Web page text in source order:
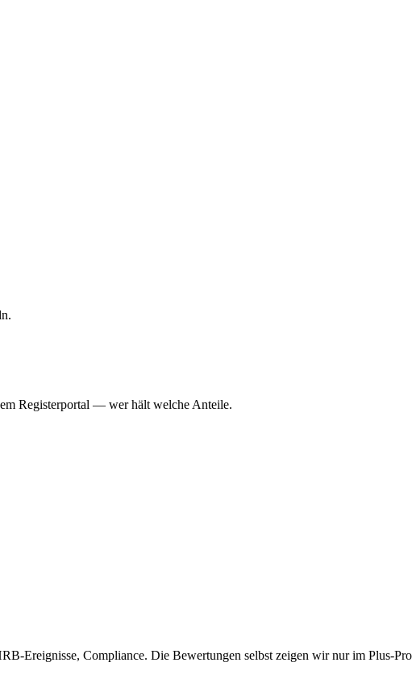
Registerportal — wer hält welche Anteile.
Ereignisse, Compliance. Die Bewertungen selbst zeigen wir nur im Plus-